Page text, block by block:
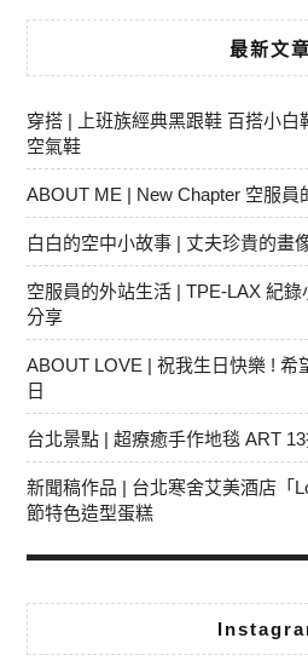
最新文章
穿搭 | 上班族經典黑跟鞋 百搭小白
空氣鞋
ABOUT ME | New Chapter 空服員
白白的空中小故事 | 丈夫珍貴的畫
空服員的外站生活 | TPE-LAX 紀
分享
ABOUT LOVE | 祝我生日快樂 ! 希
日
台北景點 | 超療癒手作地毯 ART
新聞稿作品 | 台北寒舍艾美酒店「
節特色造型蛋糕